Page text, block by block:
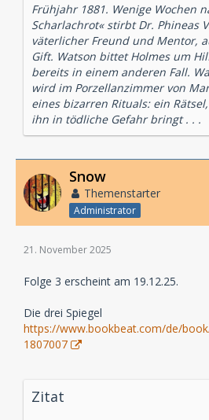
Frühjahr 1881. Wenige Wochen
Scharlachrot« stirbt Dr. Phineas
väterlicher Freund und Mentor,
Gift. Watson bittet Holmes um
bereits in einem anderen Fall.
wird im Porzellanzimmer von
eines bizarren Rituals: ein
ihn in tödliche Gefahr bringt . . .
Snow
Themenstarter
Administrator
21. November 2025
Folge 3 erscheint am 19.12.25.
Die drei Spiegel
https://www.bookbeat.com/de/
1807007
Zitat